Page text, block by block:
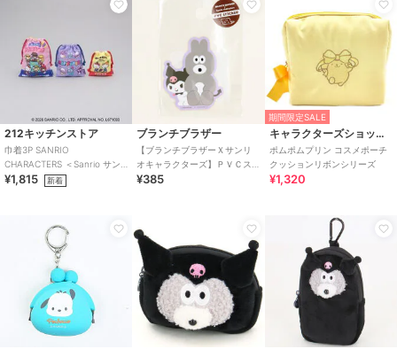
212キッチンストア
巾着3P SANRIO
CHARACTERS ＜Sanrio サン
リオ＞
¥1,815 新着
ブランチブラザー
【ブランチブラザーＸサンリ
オキャラクターズ】ＰＶＣス
テッカー バニーＸクロミ
¥385
期間限定SALE
キャラクターズショップ ラフラフ
ポムポムプリン コスメポーチ
クッションリボンシリーズ
¥1,320